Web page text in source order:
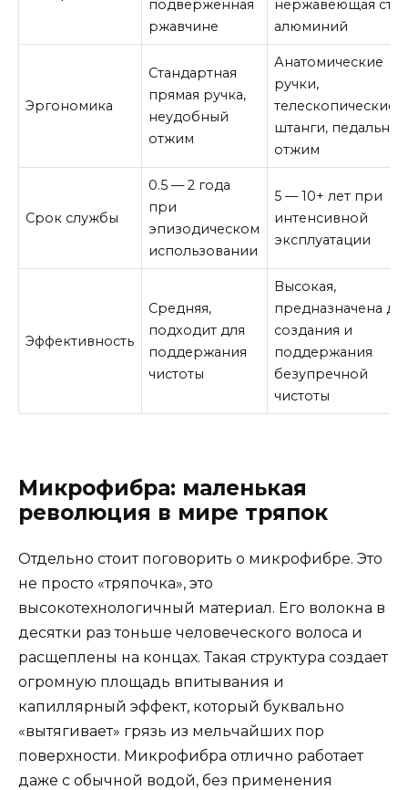
подверженная
ржавчине
нержавеющая
алюминий
Эргономика
Стандартная
прямая ручка,
неудобный
отжим
Анатомические
ручки,
телескопические
штанги,
отжим
Срок службы
0.5 — 2 года
при
эпизодическом
использовании
5 — 10+ лет при
интенсивной
эксплуатации
Эффективность
Средняя,
подходит для
поддержания
чистоты
Высокая,
предназначена
создания и
поддержания
безупречной
чистоты
Микрофибра: маленькая
революция в мире тряпок
Отдельно стоит поговорить о микрофибре. Это
не просто «тряпочка», это
высокотехнологичный материал. Его волокна в
десятки раз тоньше человеческого волоса и
расщеплены на концах. Такая структура создает
огромную площадь впитывания и
капиллярный эффект, который буквально
«вытягивает» грязь из мельчайших пор
поверхности. Микрофибра отлично работает
даже с обычной водой, без применения